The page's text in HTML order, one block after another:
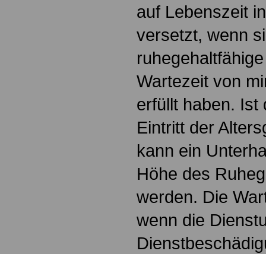
auf Lebenszeit
versetzt, wenn
Wartezeit von
erfüllt haben. Ist
Eintritt der
kann ein
Höhe des
werden. Die
wenn die